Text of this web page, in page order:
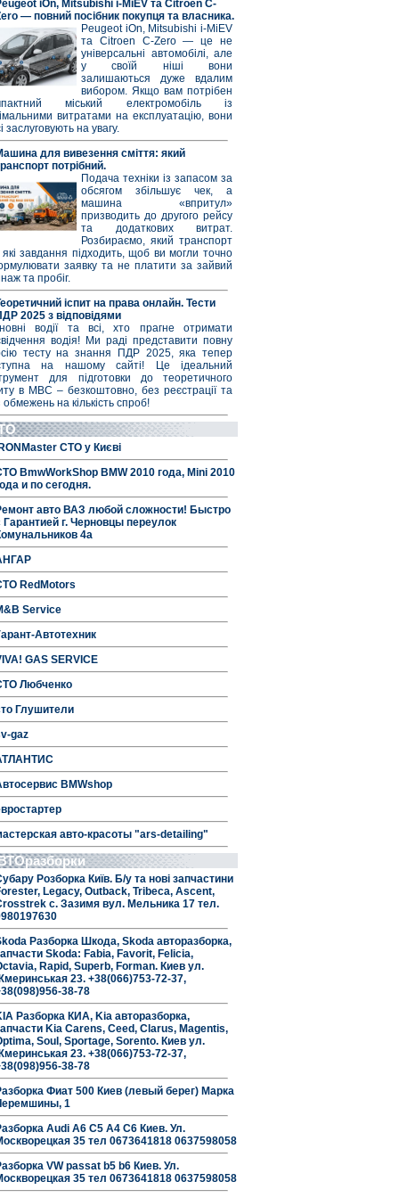
iOn, Mitsubishi i-MiEV та Citroen C-
— повний посібник покупця та власника.
Peugeot iOn, Mitsubishi i-MiEV
та Citroen C-Zero — це не
універсальні автомобілі, але
у своїй ніші вони
залишаються дуже вдалим
вибором. Якщо вам потрібен
міський електромобіль із
витратами на експлуатацію, вони
заслуговують на увагу.
для вивезення сміття: який
потрібний.
Подача техніки із запасом за
обсягом збільшує чек, а
машина «впритул»
призводить до другого рейсу
та додаткових витрат.
Розбираємо, який транспорт
які завдання підходить, щоб ви могли точно
заявку та не платити за зайвий
та пробіг.
іспит на права онлайн. Тести
2025 з відповідями
водії та всі, хто прагне отримати
водія! Ми раді представити повну
тесту на знання ПДР 2025, яка тепер
на нашому сайті! Це ідеальний
для підготовки до теоретичного
в МВС – безкоштовно, без реєстрації та
обмежень на кількість спроб!
IRONMaster СТО у Києві
BmwWorkShop BMW 2010 года, Mini 2010
и по сегодня.
авто ВАЗ любой сложности! Быстро
Гарантией г. Черновцы переулок
4а
RedMotors
Service
Автотехник
GAS SERVICE
Любченко
Глушители
gaz
BMWshop
авто-красоты "ars-detailing"
Розборка Київ. Б/у та нові запчастини
Legacy, Outback, Tribeca, Ascent,
с. Зазимя вул. Мельника 17 тел.
Разборка Шкода, Skoda авторазборка,
Skoda: Fabia, Favorit, Felicia,
Rapid, Superb, Forman. Киев ул.
23. +38(066)753-72-37,
38-78
Разборка КИА, Kia авторазборка,
Kia Carens, Ceed, Clarus, Magentis,
Soul, Sportage, Sorento. Киев ул.
23. +38(066)753-72-37,
38-78
Фиат 500 Киев (левый берег) Марка
1
Audi A6 C5 A4 C6 Киев. Ул.
35 тел 0673641818 0637598058
VW passat b5 b6 Киев. Ул.
35 тел 0673641818 0637598058